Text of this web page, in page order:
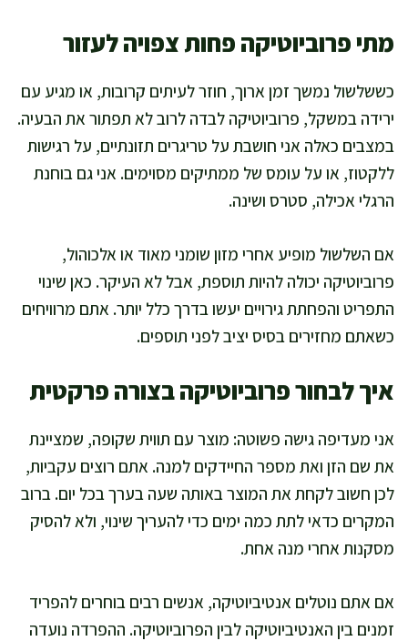
מתי פרוביוטיקה פחות צפויה לעזור
כששלשול נמשך זמן ארוך, חוזר לעיתים קרובות, או מגיע עם
ירידה במשקל, פרוביוטיקה לבדה לרוב לא תפתור את הבעיה.
במצבים כאלה אני חושבת על טריגרים תזונתיים, על רגישות
ללקטוז, או על עומס של ממתיקים מסוימים. אני גם בוחנת
הרגלי אכילה, סטרס ושינה.
אם השלשול מופיע אחרי מזון שומני מאוד או אלכוהול,
פרוביוטיקה יכולה להיות תוספת, אבל לא העיקר. כאן שינוי
התפריט והפחתת גירויים יעשו בדרך כלל יותר. אתם מרוויחים
כשאתם מחזירים בסיס יציב לפני תוספים.
איך לבחור פרוביוטיקה בצורה פרקטית
אני מעדיפה גישה פשוטה: מוצר עם תווית שקופה, שמציינת
את שם הזן ואת מספר החיידקים למנה. אתם רוצים עקביות,
לכן חשוב לקחת את המוצר באותה שעה בערך בכל יום. ברוב
המקרים כדאי לתת כמה ימים כדי להעריך שינוי, ולא להסיק
מסקנות אחרי מנה אחת.
אם אתם נוטלים אנטיביוטיקה, אנשים רבים בוחרים להפריד
זמנים בין האנטיביוטיקה לבין הפרוביוטיקה. ההפרדה נועדה